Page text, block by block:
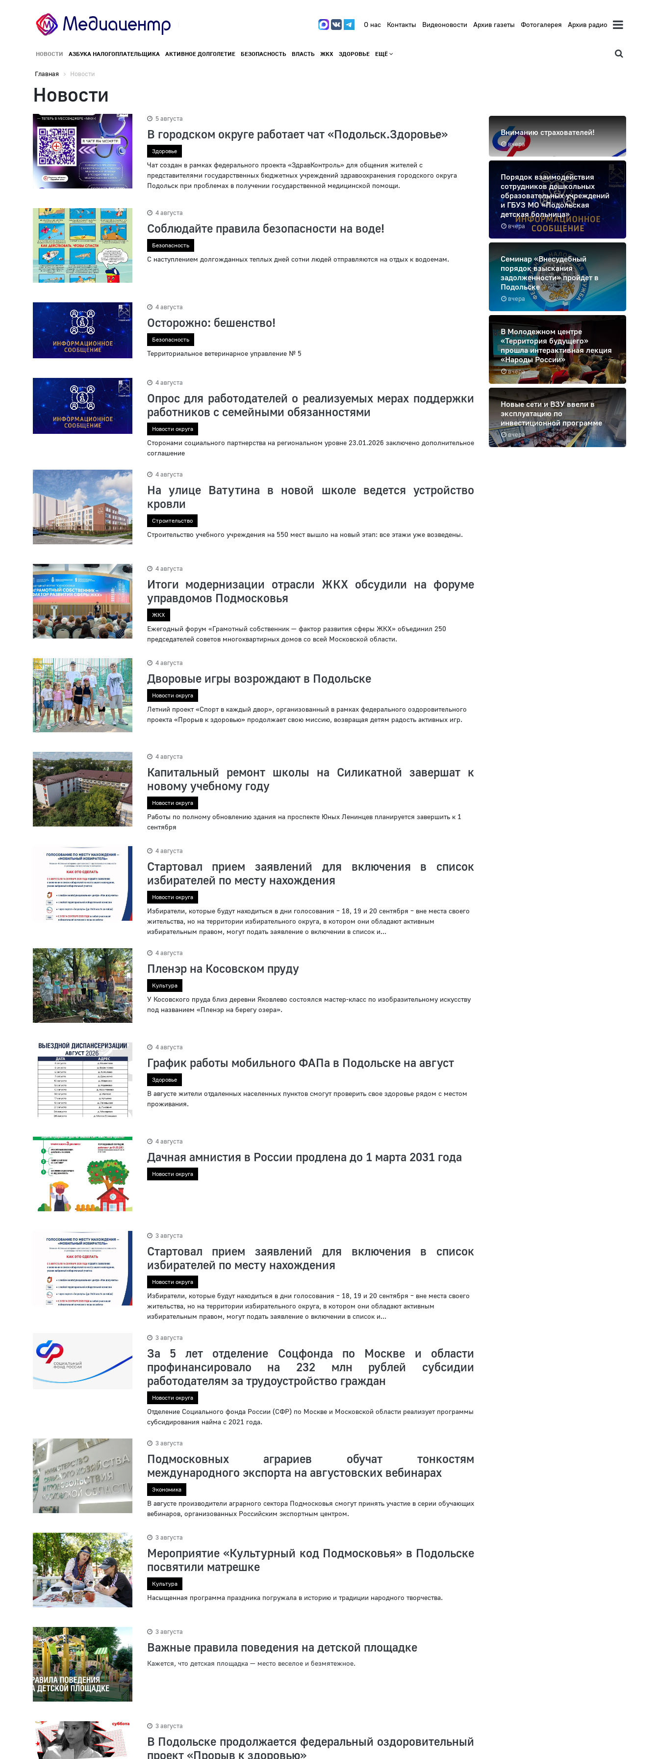
О нас Контакты Видеоновости Архив газеты Фотогалерея Архив радио
НОВОСТИ АЗБУКА НАЛОГОПЛАТЕЛЬЩИКА АКТИВНОЕ ДОЛГОЛЕТИЕ БЕЗОПАСНОСТЬ ВЛАСТЬ ЖКХ ЗДОРОВЬЕ ЕЩЁ
Главная Новости
Новости
5 августа
В городском округе работает чат «Подольск.Здоровье»
Здоровье
Чат создан в рамках федерального проекта «ЗдравКонтроль» для общения жителей с
представителями государственных бюджетных учреждений здравоохранения городского округа
Подольск при проблемах в получении государственной медицинской помощи.
4 августа
Соблюдайте правила безопасности на воде!
Безопасность
С наступлением долгожданных теплых дней сотни людей отправляются на отдых к водоемам.
4 августа
Осторожно: бешенство!
Безопасность
Территориальное ветеринарное управление № 5
4 августа
Опрос для работодателей о реализуемых мерах поддержки
работников с семейными обязанностями
Новости округа
Сторонами социального партнерства на региональном уровне 23.01.2026 заключено дополнительное
соглашение
4 августа
На улице Ватутина в новой школе ведется устройство
кровли
Строительство
Строительство учебного учреждения на 550 мест вышло на новый этап: все этажи уже возведены.
4 августа
Итоги модернизации отрасли ЖКХ обсудили на форуме
управдомов Подмосковья
ЖКХ
Ежегодный форум «Грамотный собственник — фактор развития сферы ЖКХ» объединил 250
председателей советов многоквартирных домов со всей Московской области.
4 августа
Дворовые игры возрождают в Подольске
Новости округа
Летний проект «Спорт в каждый двор», организованный в рамках федерального оздоровительного
проекта «Прорыв к здоровью» продолжает свою миссию, возвращая детям радость активных игр.
4 августа
Капитальный ремонт школы на Силикатной завершат к
новому учебному году
Новости округа
Работы по полному обновлению здания на проспекте Юных Ленинцев планируется завершить к 1
сентября
4 августа
Стартовал прием заявлений для включения в список
избирателей по месту нахождения
Новости округа
Избиратели, которые будут находиться в дни голосования – 18, 19 и 20 сентября – вне места своего
жительства, но на территории избирательного округа, в котором они обладают активным
избирательным правом, могут подать заявление о включении в список и...
4 августа
Пленэр на Косовском пруду
Культура
У Косовского пруда близ деревни Яковлево состоялся мастер-класс по изобразительному искусству
под названием «Пленэр на берегу озера».
4 августа
График работы мобильного ФАПа в Подольске на август
Здоровье
В августе жители отдаленных населенных пунктов смогут проверить свое здоровье рядом с местом
проживания.
4 августа
Дачная амнистия в России продлена до 1 марта 2031 года
Новости округа
3 августа
Стартовал прием заявлений для включения в список
избирателей по месту нахождения
Новости округа
Избиратели, которые будут находиться в дни голосования – 18, 19 и 20 сентября – вне места своего
жительства, но на территории избирательного округа, в котором они обладают активным
избирательным правом, могут подать заявление о включении в список и...
3 августа
За 5 лет отделение Соцфонда по Москве и области
профинансировало на 232 млн рублей субсидии
работодателям за трудоустройство граждан
Новости округа
Отделение Социального фонда России (СФР) по Москве и Московской области реализует программы
субсидирования найма с 2021 года.
3 августа
Подмосковных аграриев обучат тонкостям
международного экспорта на августовских вебинарах
Экономика
В августе производители аграрного сектора Подмосковья смогут принять участие в серии обучающих
вебинаров, организованных Российским экспортным центром.
3 августа
Мероприятие «Культурный код Подмосковья» в Подольске
посвятили матрешке
Культура
Насыщенная программа праздника погружала в историю и традиции народного творчества.
3 августа
Важные правила поведения на детской площадке
Кажется, что детская площадка — место веселое и безмятежное.
3 августа
В Подольске продолжается федеральный оздоровительный
проект «Прорыв к здоровью»
вчера
Вниманию страхователей!
вчера
Порядок взаимодействия
сотрудников дошкольных
образовательных учреждений
и ГБУЗ МО «Подольская
детская больница»
вчера
Семинар «Внесудебный
порядок взыскания
задолженности» пройдет в
Подольске
вчера
В Молодежном центре
«Территория будущего»
прошла интерактивная лекция
«Народы России»
вчера
Новые сети и ВЗУ ввели в
эксплуатацию по
инвестиционной программе